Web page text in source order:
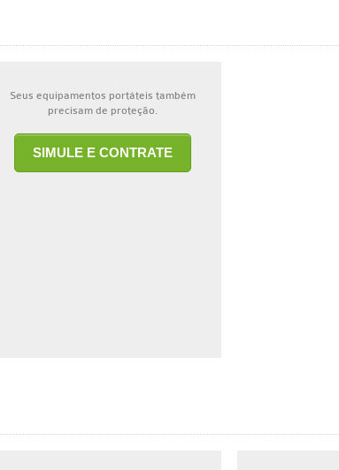
Seus equipamentos portáteis também
precisam de proteção.
SIMULE E CONTRATE